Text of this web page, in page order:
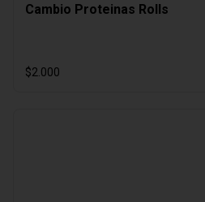
Cambio Proteinas Rolls
$2.000